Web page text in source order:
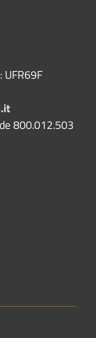
UFR69F
800.012.503